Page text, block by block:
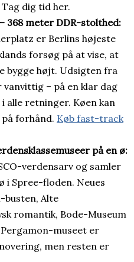
dig tid her.
368 meter DDR-stolthed:
er Berlins højeste
forsøg på at vise, at
bygge højt. Udsigten fra
– på en klar dag
alle retninger. Køen kan
forhånd. Køb fast-track
på en ø:
verdensarv og samler
i Spree-floden. Neues
busten, Alte
romantik, Bode-Museum
museet er
men resten er